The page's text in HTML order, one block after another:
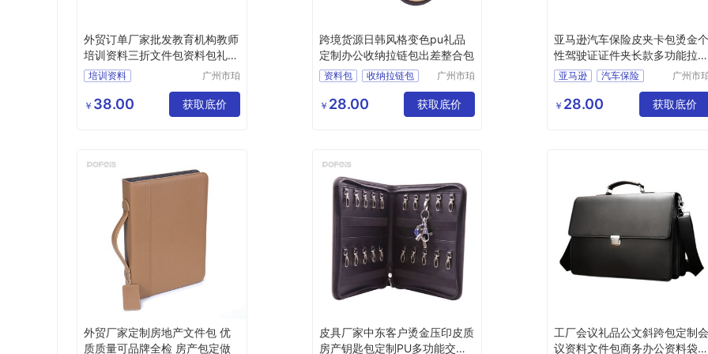
外贸订单厂家批发教育机构教师
培训资料三折文件包资料包礼盒
包装
培训资料
广州市珀
限公司
￥ 38.00 获取底价
跨境货源日韩风格变色pu礼品
定制办公收纳拉链包出差整合包
资料包
收纳拉链包
广州市珀
限公司
￥ 28.00 获取底价
亚马逊汽车保险皮夹卡包烫金个
性驾驶证证件夹长款多功能拉链
包亚马逊
汽车保险
广州市
限公司
￥ 28.00 获取底价
外贸厂家定制房地产文件包 优
质质量可品牌全检 房产包定做
皮具厂家中东客户烫金压印皮质
房产钥匙包定制PU多功能交房
工厂会议礼品公文斜跨包定制会
议资料文件包商务办公资料袋可